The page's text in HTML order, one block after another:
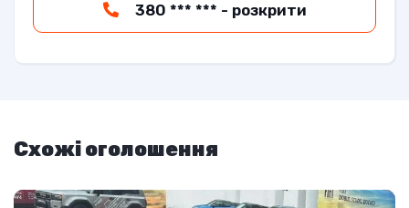
380 *** *** - розкрити
Схожі оголошення